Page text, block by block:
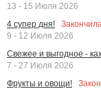
13 - 15 Июля 2026
4 супер дня!
9 - 12 Июля 2026
Свежее и выгодное -
7 - 27 Июля 2026
Фрукты и овощи!